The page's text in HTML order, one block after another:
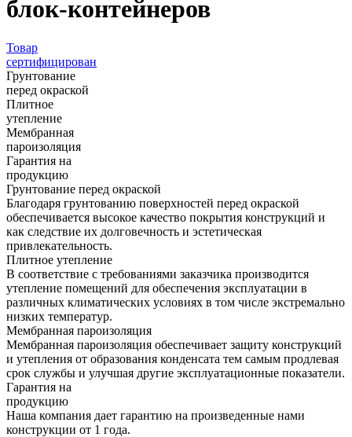
блок-контейнеров
Товар
сертифицирован
Грунтование
перед окраской
Плитное
утепление
Мембранная
пароизоляция
Гарантия на
продукцию
Грунтование перед окраской
Благодаря грунтованию поверхностей перед окраской
обеспечивается высокое качество покрытия конструкций и
как следствие их долговечность и эстетическая
привлекательность.
Плитное утепление
В соответствие с требованиями заказчика производится
утепление помещений для обеспечения эксплуатации в
различных климатических условиях в том числе экстремально
низких температур.
Мембранная пароизоляция
Мембранная пароизоляция обеспечивает защиту конструкций
и утепления от образования конденсата тем самым продлевая
срок службы и улучшая другие эксплуатационные показатели.
Гарантия на
продукцию
Наша компания дает гарантию на произведенные нами
конструкции от 1 года.